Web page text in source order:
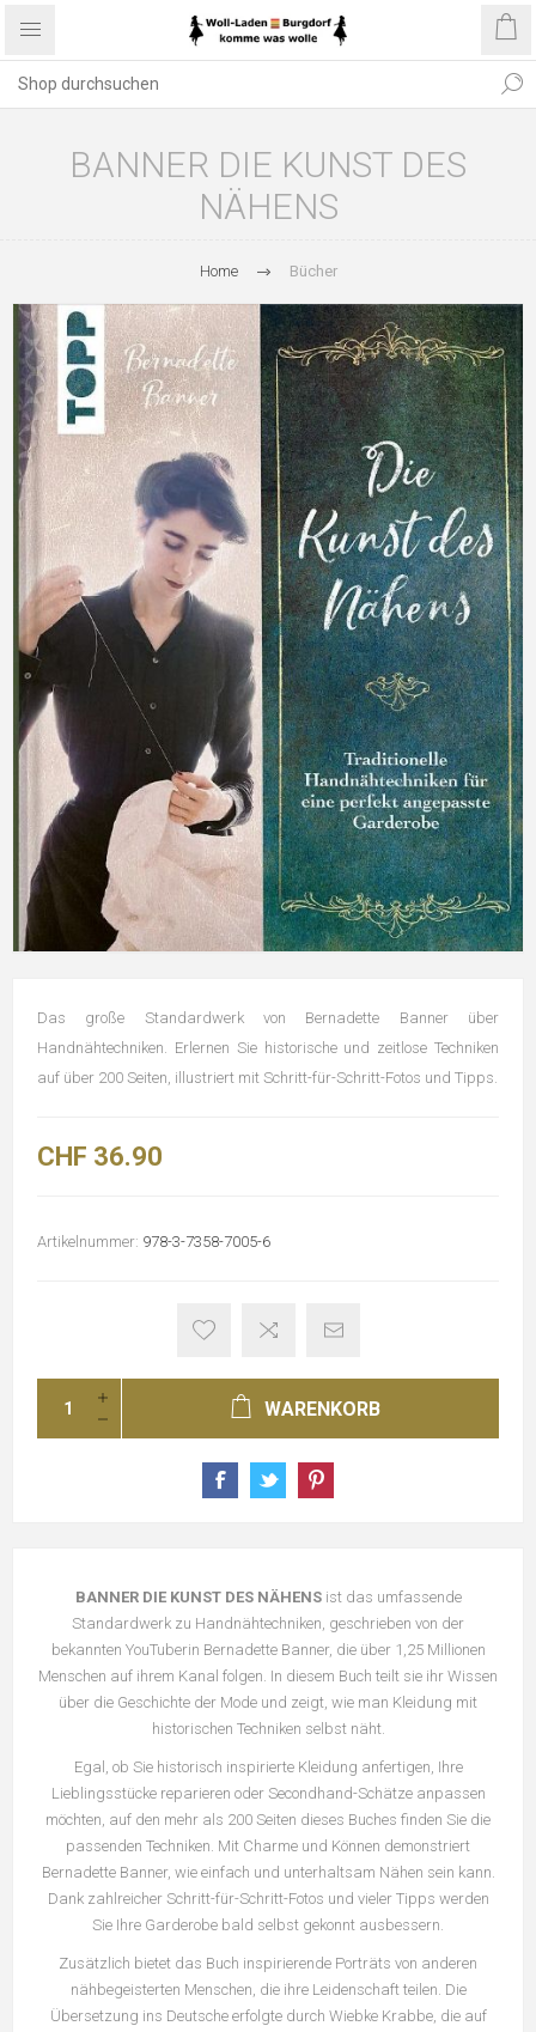
BANNER DIE KUNST DES
NÄHENS
Home Bücher
Das große Standardwerk von Bernadette Banner über
Handnähtechniken. Erlernen Sie historische und zeitlose Techniken
auf über 200 Seiten, illustriert mit Schritt-für-Schritt-Fotos und Tipps.
CHF 36.90
Artikelnummer: 978-3-7358-7005-6
WARENKORB
BANNER DIE KUNST DES NÄHENSist das umfassende
Standardwerk zu Handnähtechniken, geschrieben von der
bekannten YouTuberin Bernadette Banner, die über 1,25 Millionen
Menschen auf ihrem Kanal folgen. In diesem Buch teilt sie ihr Wissen
über die Geschichte der Mode und zeigt, wie man Kleidung mit
historischen Techniken selbst näht.
Egal, ob Sie historisch inspirierte Kleidung anfertigen, Ihre
Lieblingsstücke reparieren oder Secondhand-Schätze anpassen
möchten, auf den mehr als 200 Seiten dieses Buches finden Sie die
passenden Techniken. Mit Charme und Können demonstriert
Bernadette Banner, wie einfach und unterhaltsam Nähen sein kann.
Dank zahlreicher Schritt-für-Schritt-Fotos und vieler Tipps werden
Sie Ihre Garderobe bald selbst gekonnt ausbessern.
Zusätzlich bietet das Buch inspirierende Porträts von anderen
nähbegeisterten Menschen, die ihre Leidenschaft teilen. Die
Übersetzung ins Deutsche erfolgte durch Wiebke Krabbe, die auf